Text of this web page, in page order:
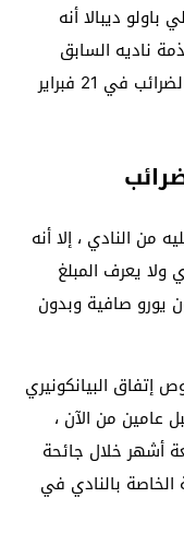
باولو ديبالا أنه
بذمة ناديه السابق
يوفنتوس ، وذلك في تصريحات لمصلحة الضرائب في 21 فبراير
من النادي ، إلا أنه
ولا يعرف المبلغ
إلى أنه في حدود 3 مليون يورو صافية وبدون
إتفاق البيانكونيري
عامين من الآن ،
أشهر خلال جائحة
الخاصة بالنادي في